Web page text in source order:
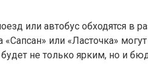
или автобус обходятся в
или «Ласточка»
будет не только ярким, но и